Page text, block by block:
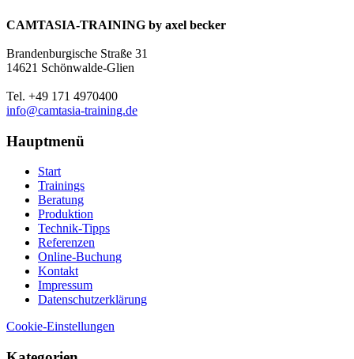
CAMTASIA-TRAINING by axel becker
Brandenburgische Straße 31
14621 Schönwalde-Glien
Tel. +49 171 4970400
info@camtasia-training.de
Hauptmenü
Start
Trainings
Beratung
Produktion
Technik-Tipps
Referenzen
Online-Buchung
Kontakt
Impressum
Datenschutzerklärung
Cookie-Einstellungen